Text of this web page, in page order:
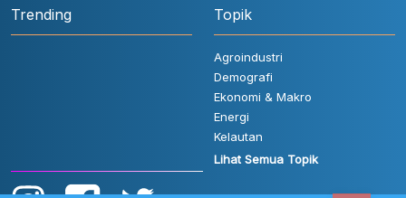
Trending Topik
Agroindustri
Demografi
Ekonomi & Makro
Energi
Kelautan
Lihat Semua Topik